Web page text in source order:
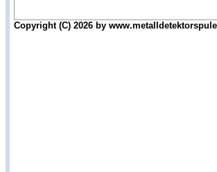
Copyright (C) 2026 by